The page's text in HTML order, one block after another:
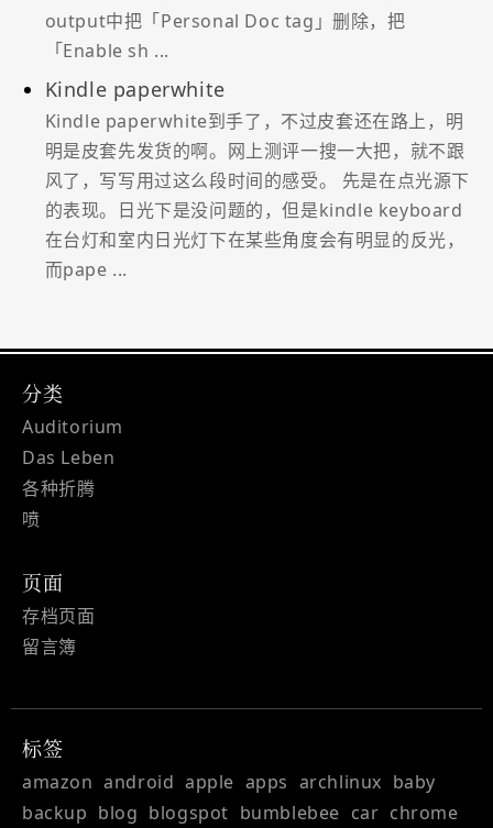
output中把「Personal Doc tag」删除，把
「Enable sh ...
Kindle paperwhite
Kindle paperwhite到手了，不过皮套还在路上，明
明是皮套先发货的啊。网上测评一搜一大把，就不跟
风了，写写用过这么段时间的感受。 先是在点光源下
的表现。日光下是没问题的，但是kindle keyboard
在台灯和室内日光灯下在某些角度会有明显的反光，
而pape ...
分类
Auditorium
Das Leben
各种折腾
喷
页面
存档页面
留言簿
标签
amazon android apple apps archlinux baby
backup blog blogspot bumblebee car chrome